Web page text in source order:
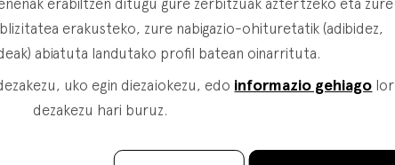
y 4.000 votos en su fase online, nuestros
yJavier Suárez García , Director de Madrid, han
consolidando así la posición de Fineco
de Mejor Banquero del Año
Zona Centro
erakusteko, zure nabigazio-ohituretatik (adibidez,
abiatuta landutako profil batean oinarrituta.
uko egin diezaiokezu, edo informazio gehiago lor
dezakezu hari buruz.